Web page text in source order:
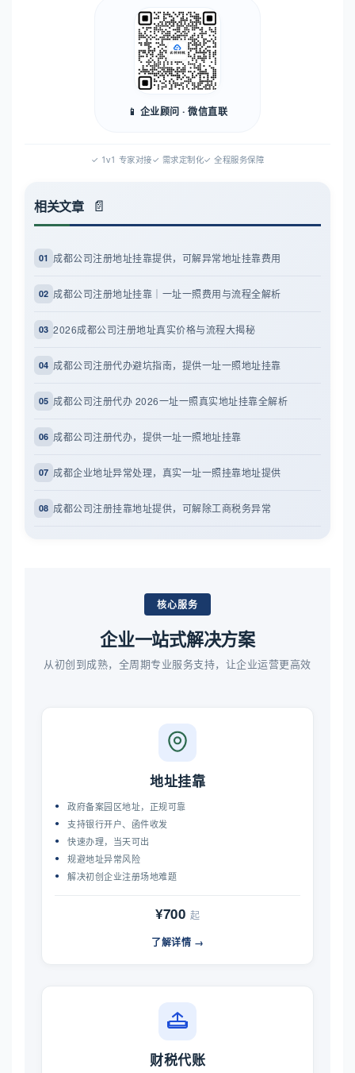
📱 企业顾问 · 微信直联
✓ 1v1 专家对接✓ 需求定制化✓ 全程服务保障
相关文章
01 成都公司注册地址挂靠提供，可解异常地址挂靠费用
02 成都公司注册地址挂靠｜一址一照费用与流程全解析
03 2026成都公司注册地址真实价格与流程大揭秘
04 成都公司注册代办避坑指南，提供一址一照地址挂靠
05 成都公司注册代办 2026一址一照真实地址挂靠全解析
06 成都公司注册代办，提供一址一照地址挂靠
07 成都企业地址异常处理，真实一址一照挂靠地址提供
08 成都公司注册挂靠地址提供，可解除工商税务异常
核心服务
企业一站式解决方案
从初创到成熟，全周期专业服务支持，让企业运营更高效
地址挂靠
政府备案园区地址，正规可靠
支持银行开户、函件收发
快速办理，当天可出
规避地址异常风险
解决初创企业注册场地难题
¥700 起
了解详情 →
财税代账